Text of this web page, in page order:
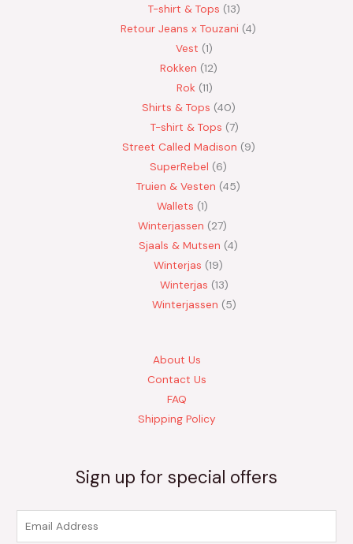
T-shirt & Tops 13
Retour Jeans x Touzani 4
Vest 1
Rokken 12
Rok 11
Shirts & Tops 40
T-shirt & Tops 7
Street Called Madison 9
SuperRebel
6
Truien & Vesten 45
Wallets 1
Winterjassen
27
Sjaals & Mutsen 4
Winterjas 19
Winterjas 13
Winterjassen
5
About Us
Contact Us
FAQ
Shipping Policy
Sign up for special offers
m